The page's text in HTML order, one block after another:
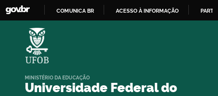
COMUNICA BR ACESSO À INFORMAÇÃO
Universidade Federal do
MINISTÉRIO DA EDUCAÇÃO